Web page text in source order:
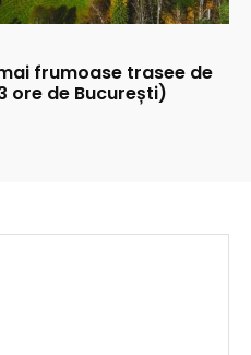
frumoase trasee de
ore de București)